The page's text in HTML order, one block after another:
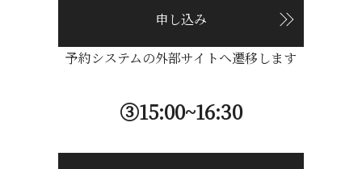
申し込み
予約システムの外部サイトへ遷移します
③15:00~16:30